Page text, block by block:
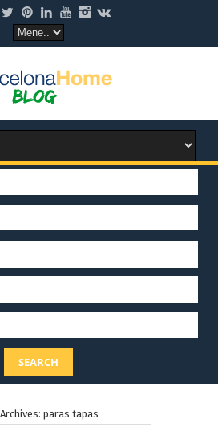
SEARCH
paras tapas